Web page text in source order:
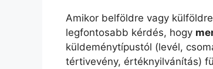
Amikor belföldre vagy
legfontosabb kérdés, hogy
küldeménytípustól (levél,
tértivevény, értéknyilvánítás)